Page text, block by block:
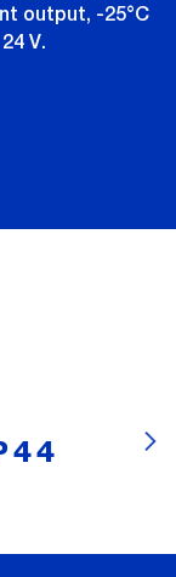
output, -25°C
V.